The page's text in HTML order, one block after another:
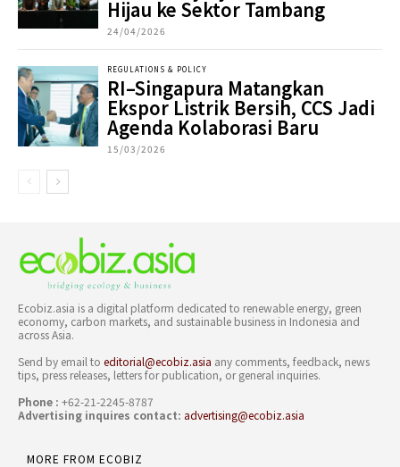
Hijau ke Sektor Tambang
24/04/2026
REGULATIONS & POLICY
RI–Singapura Matangkan
Ekspor Listrik Bersih, CCS Jadi
Agenda Kolaborasi Baru
15/03/2026
Ecobiz.asia is a digital platform dedicated to renewable energy, green
economy, carbon markets, and sustainable business in Indonesia and
across Asia.
Send by email to editorial@ecobiz.asia any comments, feedback, news
tips, press releases, letters for publication, or general inquiries.
Phone : +62-21-2245-8787
Advertising inquires contact: advertising@ecobiz.asia
MORE FROM ECOBIZ